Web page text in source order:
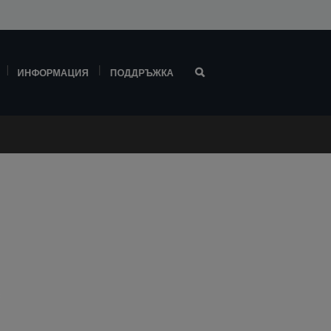
ИНФОРМАЦИЯ ПОДДРЪЖКА